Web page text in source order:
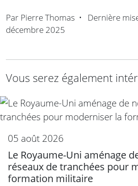
Par Pierre Thomas • Dernière
décembre 2025
Vous serez également
05 août 2026
Le Royaume-Uni aménage
réseaux de tranchées pour
formation militaire